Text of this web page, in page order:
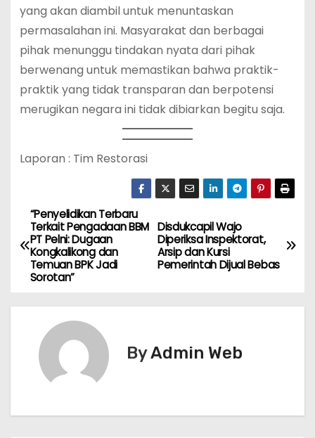
yang akan diambil untuk menuntaskan
permasalahan ini. Masyarakat dan berbagai
pihak menunggu tindakan nyata dari pihak
berwenang untuk memastikan bahwa praktik-
praktik yang tidak transparan dan berpotensi
merugikan negara ini tidak dibiarkan begitu saja.
Laporan : Tim Restorasi
N
a
v
i
Disdukcapil Wajo
Diperiksa Inspektorat,
Arsip dan Kursi
Pemerintah Dijual Bebas
“Penyelidikan Terbaru
Terkait Pengadaan BBM
PT Pelni: Dugaan
Kongkalikong dan
Temuan BPK Jadi
Sorotan”
ByAdmin Web